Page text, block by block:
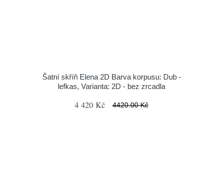
Šatní skříň Elena 2D Barva korpusu: Dub -
lefkas, Varianta: 2D - bez zrcadla
4 420 Kč 4420.00 Kč